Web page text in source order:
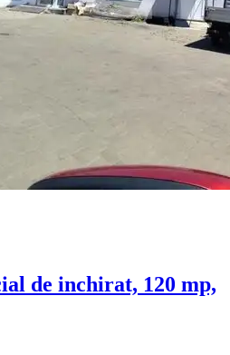
de inchirat, 120 mp,